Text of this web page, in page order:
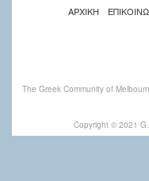
ΑΡΧΙΚΗ
The Greek Community of
Copyright © 2021